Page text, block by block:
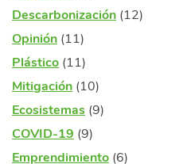
Descarbonización (12)
Opinión (11)
Plástico (11)
Mitigación (10)
Ecosistemas (9)
COVID-19 (9)
Emprendimiento (6)